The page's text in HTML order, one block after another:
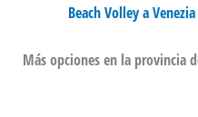
Beach Volley a
Más opciones en la provincia